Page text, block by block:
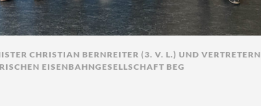
CHRISTIAN BERNREITER (3. V. L.) UND VERTRETERN
EISENBAHNGESELLSCHAFT BEG